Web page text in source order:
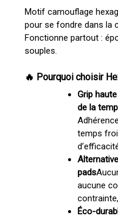
Motif camouflage
pour se fondre dans la
Fonctionne partout :
souples.
🔥 Pourquoi choisir
Grip
de la
temps
pads
aucune
Éco-